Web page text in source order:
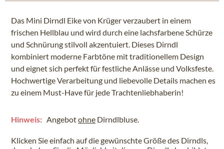
Das Mini Dirndl Eike von Krüger verzaubert in einem
frischen Hellblau und wird durch eine lachsfarbene Schürze
und Schnürung stilvoll akzentuiert. Dieses Dirndl
kombiniert moderne Farbtöne mit traditionellem Design
und eignet sich perfekt für festliche Anlässe und Volksfeste.
Hochwertige Verarbeitung und liebevolle Details machen es
zu einem Must-Have für jede Trachtenliebhaberin!
Hinweis: Angebotohne Dirndlbluse.
Klicken Sie einfach auf die gewünschte Größe des Dirndls,